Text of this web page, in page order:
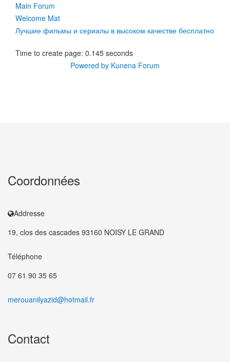
Main Forum
Welcome Mat
Лучшие фильмы и сериалы в высоком качестве бесплатно
Time to create page: 0.145 seconds
Powered by Kunena Forum
Coordonnées
Addresse
19, clos des cascades 93160 NOISY LE GRAND
Téléphone
07 61 90 35 65
merouanilyazid@hotmail.fr
Contact